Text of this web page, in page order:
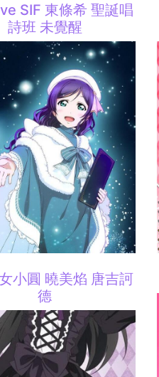
SIF 東條希 聖誕唱
詩班 未覺醒
小圓 曉美焰 唐吉訶
德